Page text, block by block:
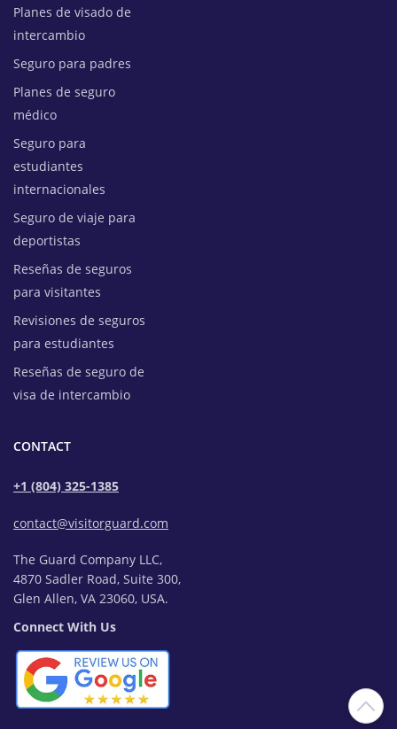
Planes de visado de
intercambio
Seguro para padres
Planes de seguro
médico
Seguro para
estudiantes
internacionales
Seguro de viaje para
deportistas
Reseñas de seguros
para visitantes
Revisiones de seguros
para estudiantes
Reseñas de seguro de
visa de intercambio
CONTACT
+1 (804) 325-1385
contact@visitorguard.com
The Guard Company LLC,
4870 Sadler Road, Suite 300,
Glen Allen, VA 23060, USA.
Connect With Us